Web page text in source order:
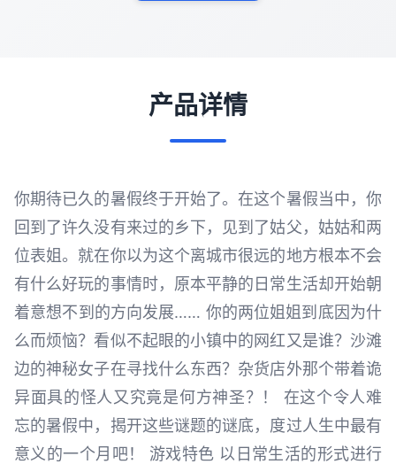
产品详情
你期待已久的暑假终于开始了。在这个暑假当中，你
回到了许久没有来过的乡下，见到了姑父，姑姑和两
位表姐。就在你以为这个离城市很远的地方根本不会
有什么好玩的事情时，原本平静的日常生活却开始朝
着意想不到的方向发展…… 你的两位姐姐到底因为什
么而烦恼？看似不起眼的小镇中的网红又是谁？沙滩
边的神秘女子在寻找什么东西？杂货店外那个带着诡
异面具的怪人又究竟是何方神圣？！ 在这个令人难
忘的暑假中，揭开这些谜题的谜底，度过人生中最有
意义的一个月吧！ 游戏特色 以日常生活的形式进行